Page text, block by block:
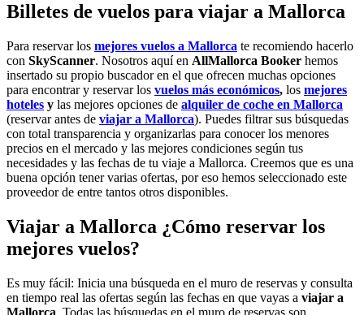
Billetes de vuelos para viajar a Mallorca
Para reservar los mejores vuelos a Mallorca te recomiendo hacerlo
con SkyScanner. Nosotros aquí en AllMallorca Booker hemos
insertado su propio buscador en el que ofrecen muchas opciones
para encontrar y reservar los vuelos más económicos, los mejores
hoteles y las mejores opciones de alquiler de coche en Mallorca
(reservar antes de viajar a Mallorca). Puedes filtrar sus búsquedas
con total transparencia y organizarlas para conocer los menores
precios en el mercado y las mejores condiciones según tus
necesidades y las fechas de tu viaje a Mallorca. Creemos que es una
buena opción tener varias ofertas, por eso hemos seleccionado este
proveedor de entre tantos otros disponibles.
Viajar a Mallorca ¿Cómo reservar los
mejores vuelos?
Es muy fácil: Inicia una búsqueda en el muro de reservas y consulta
en tiempo real las ofertas según las fechas en que vayas a viajar a
Mallorca . Todas las búsquedas en el muro de reservas son